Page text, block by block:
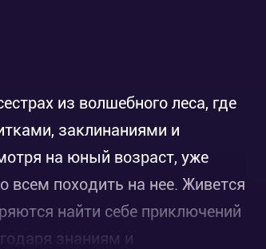
из волшебного леса, где
заклинаниями и
на юный возраст, уже
всем походить на нее. Живется
найти себе приключений
знаниям и